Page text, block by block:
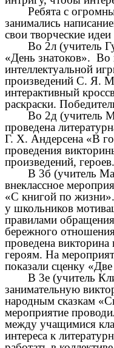
Ребята с
занимались
свои творческие
Во 2л (учитель
«День знатоков». Во
интеллектуальной
произведений С. Я.
интерактивный
раскраски.
Во 2д(учитель
проведена
Г. Х. Андерсена «В
проведения
произведений, героев.
В 3б (учитель
внеклассное
«С книгой по
у школьников
правилами
бережного
проведена
героям. На
показали сценку
В 3е (учитель
занимательную
народным сказкам
мероприятие
между учащимися
интереса к